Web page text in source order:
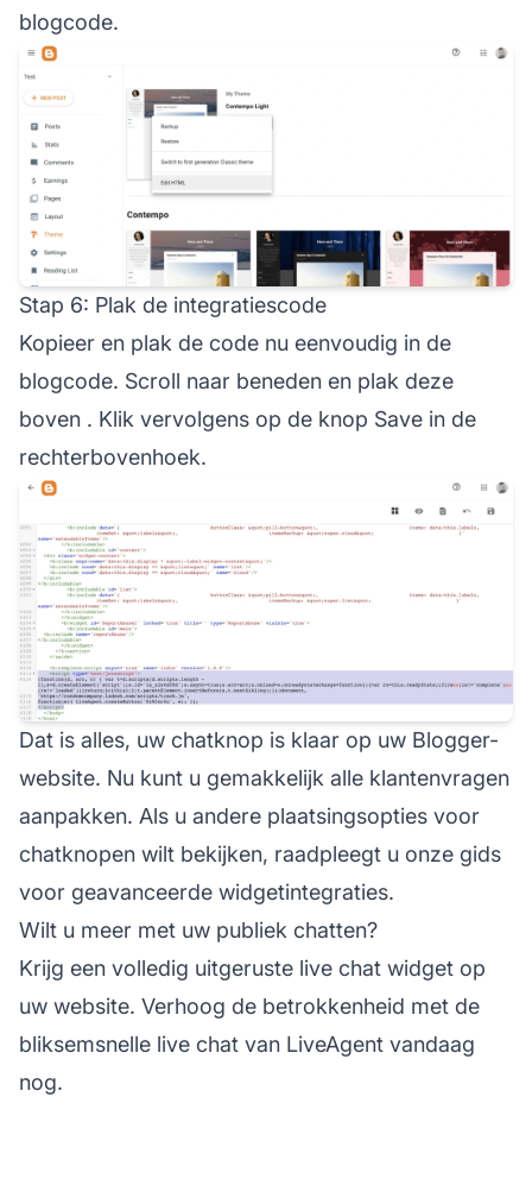
blogcode.
Stap 6: Plak de integratiescode
Kopieer en plak de code nu eenvoudig in de
blogcode. Scroll naar beneden en plak deze
boven . Klik vervolgens op de knop Save in de
rechterbovenhoek.
Dat is alles, uw chatknop is klaar op uw Blogger-
website. Nu kunt u gemakkelijk alle klantenvragen
aanpakken. Als u andere plaatsingsopties voor
chatknopen wilt bekijken, raadpleegt u onze gids
voor geavanceerde widgetintegraties.
Wilt u meer met uw publiek chatten?
Krijg een volledig uitgeruste live chat widget op
uw website. Verhoog de betrokkenheid met de
bliksemsnelle live chat van LiveAgent vandaag
nog.